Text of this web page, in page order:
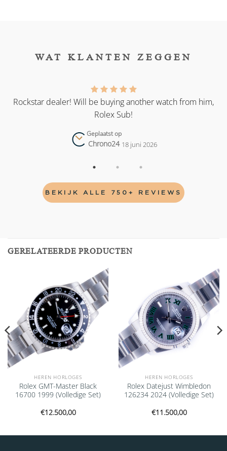
WAT KLANTEN ZEGGEN
Rockstar dealer! Will be buying another watch from him,
Rolex Sub!
Geplaatst op
Chrono24 18 juni 2026
BEKIJK ALLE 750+ REVIEWS
GERELATEERDE PRODUCTEN
Add to
wishlist
HEREN HORLOGES
Rolex GMT-Master Black
16700 1999 (Volledige Set)
€12.500,00
Add to
wishlist
HEREN HORLOGES
Rolex Datejust Wimbledon
126234 2024 (Volledige Set)
€11.500,00